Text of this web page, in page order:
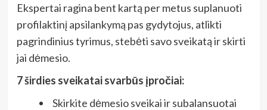
Ekspertai ragina bent kartą per metus suplanuoti
profilaktinį apsilankymą pas gydytojus, atlikti
pagrindinius tyrimus, stebėti savo sveikatą ir skirti
jai dėmesio.
7 širdies sveikatai svarbūs įpročiai:
Skirkite dėmesio sveikai ir subalansuotai